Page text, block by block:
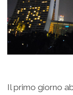
Il primo giorno